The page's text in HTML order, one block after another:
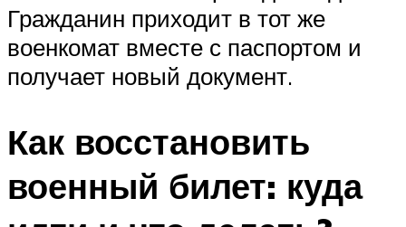
Гражданин приходит в тот же
военкомат вместе с паспортом и
получает новый документ.
Как восстановить
военный билет: куда